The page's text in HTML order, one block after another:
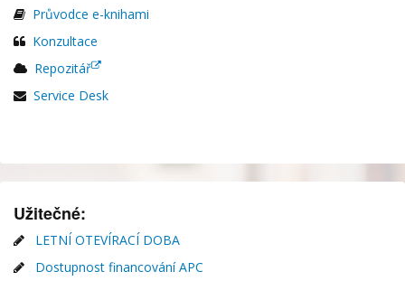
Průvodce e-knihami
Konzultace
Repozitář
Service Desk
Užitečné:
LETNÍ OTEVÍRACÍ DOBA
Dostupnost financování APC